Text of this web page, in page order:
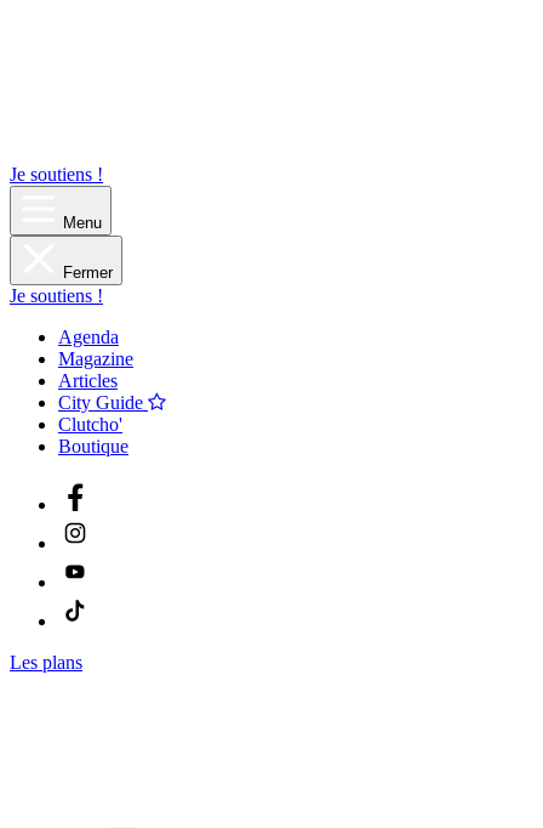
Je soutiens !
Menu
Fermer
Je soutiens !
Agenda
Magazine
Articles
City Guide
Clutcho'
Boutique
Les plans